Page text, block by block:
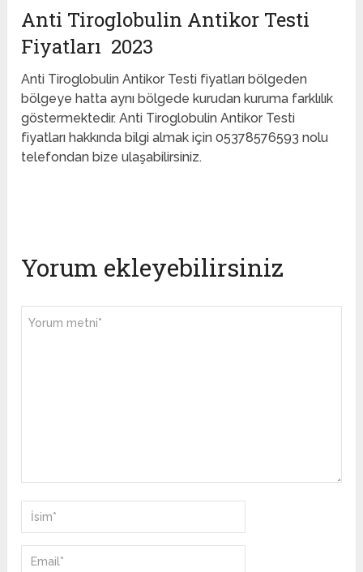
Anti Tiroglobulin Antikor Testi
Fiyatları 2023
Anti Tiroglobulin Antikor Testi fiyatları bölgeden
bölgeye hatta aynı bölgede kurudan kuruma farklılık
göstermektedir. Anti Tiroglobulin Antikor Testi
fiyatları hakkında bilgi almak için 05378576593 nolu
telefondan bize ulaşabilirsiniz.
Yorum ekleyebilirsiniz